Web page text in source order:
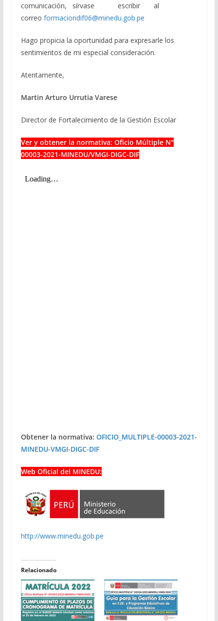
comunicación, sírvase escribir al
correo formaciondif06@minedu.gob.pe
Hago propicia la oportunidad para expresarle los
sentimientos de mi especial consideración.
Atentamente,
Martin Arturo Urrutia Varese
Director de Fortalecimiento de la Gestión Escolar
Ver y obtener la normativa: Oficio Múltiple N°
00003-2021-MINEDU/VMGI-DIGC-DIF
Obtener la normativa: OFICIO_MULTIPLE-00003-2021-
MINEDU-VMGI-DIGC-DIF
Web Oficial del MINEDU:
http://www.minedu.gob.pe
Relacionado